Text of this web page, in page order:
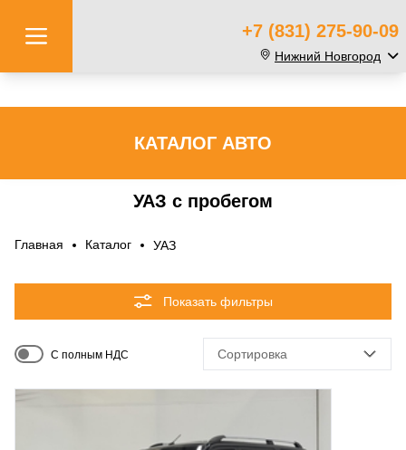
+7 (831) 275-90-09
Нижний Новгород
КАТАЛОГ АВТО
УАЗ с пробегом
Главная Каталог УАЗ
С полным НДС Сортировка
Показать фильтры